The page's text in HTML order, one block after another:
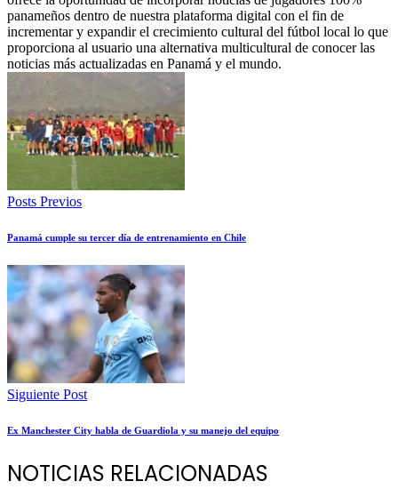
panameños dentro de nuestra plataforma digital con el fin de
incrementar y expandir el crecimiento cultural del fútbol local lo que
proporciona al usuario una alternativa multicultural de conocer las
noticias más actualizadas en Panamá y el mundo.
Posts Previos
Panamá cumple su tercer día de entrenamiento en Chile
Siguiente Post
Ex Manchester City habla de Guardiola y su manejo del equipo
NOTICIAS RELACIONADAS